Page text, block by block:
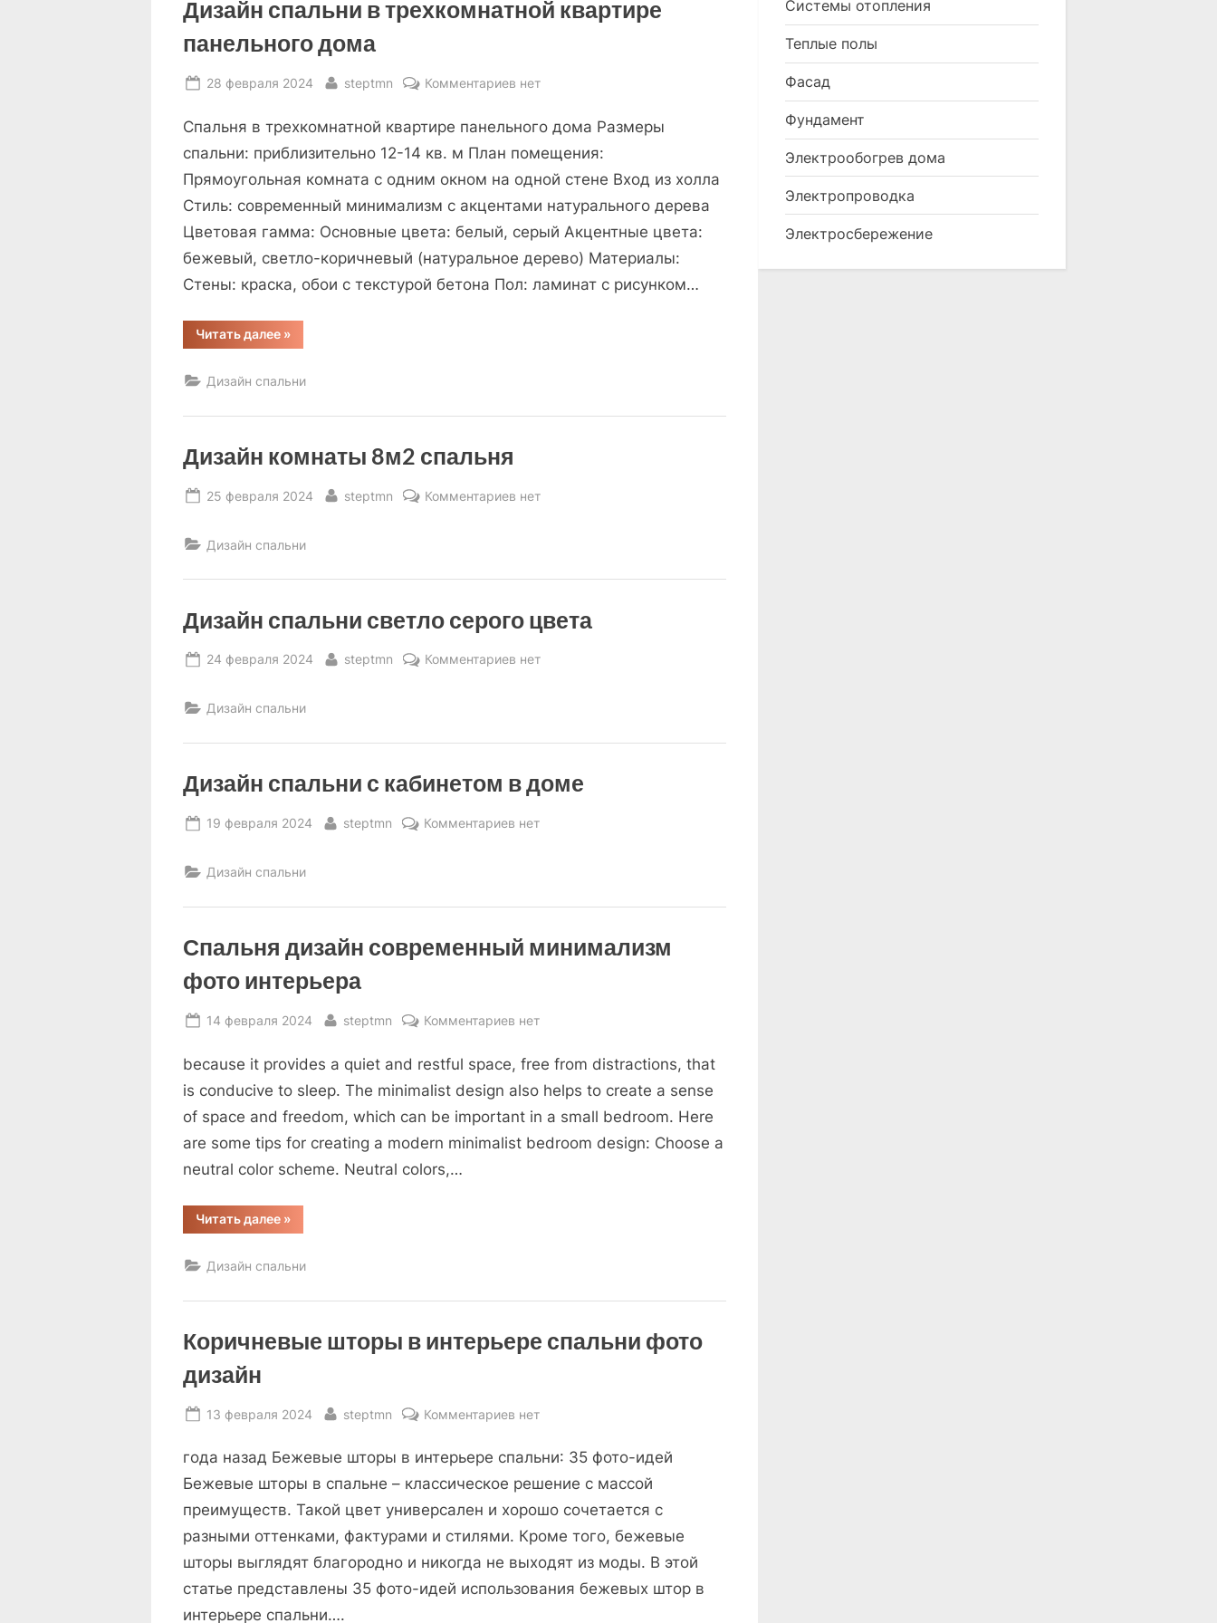
дизайн
Дизайн спальни в трехкомнатной квартире
панельного дома
Posted
28 февраля 2024 By
steptmn Комментариев к
Дизайн
спальни
в
квартире
панельного
дома
нет
Спальня в трехкомнатной квартире панельного дома Размеры
спальни: приблизительно 12-14 кв. м План помещения:
Прямоугольная комната с одним окном на одной стене Вход из холла
Стиль: современный минимализм с акцентами натурального дерева
Цветовая гамма: Основные цвета: белый, серый Акцентные цвета:
бежевый, светло-коричневый (натуральное дерево) Материалы:
Стены: краска, обои с текстурой бетона Пол: ламинат с рисунком…
Читать далее“Дизайн
спальни
квартире
»
Дизайн спальни
Дизайн комнаты 8м2 спальня
Posted
25 февраля 2024 By
steptmn Комментариев кнет
Дизайн спальни
Дизайн спальни светло серого цвета
Posted
24 февраля 2024 By
steptmn Комментариев к
цвета
нет
Дизайн спальни
Дизайн спальни с кабинетом в доме
Posted
19 февраля 2024 By
steptmn Комментариев к
с
кабинетом
в
нет
Дизайн спальни
Спальня дизайн современный минимализм
фото интерьера
Posted
14 февраля 2024 By
steptmn Комментариев к
Спальня
дизайн
современный
нет
because it provides a quiet and restful space, free from distractions, that
is conducive to sleep. The minimalist design also helps to create a sense
of space and freedom, which can be important in a small bedroom. Here
are some tips for creating a modern minimalist bedroom design: Choose a
neutral color scheme. Neutral colors,…
Читать далее“Спальня
дизайн
фото
»
Дизайн спальни
Коричневые шторы в интерьере спальни фото
дизайн
Posted
13 февраля 2024 By
steptmn Комментариев к
Коричневые
шторы
в
интерьере
спальни
фото
дизайн
нет
года назад Бежевые шторы в интерьере спальни: 35 фото-идей
Бежевые шторы в спальне – классическое решение с массой
преимуществ. Такой цвет универсален и хорошо сочетается с
разными оттенками, фактурами и стилями. Кроме того, бежевые
шторы выглядят благородно и никогда не выходят из моды. В этой
статье представлены 35 фото-идей использования бежевых штор в
интерьере спальни….
Системы отопления
Теплые полы
Фасад
Фундамент
Электрообогрев дома
Электропроводка
Электросбережение